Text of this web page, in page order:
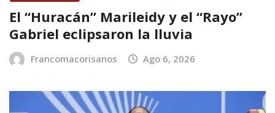
El “Huracán” Marileidy y el “Rayo”
Gabriel eclipsaron la lluvia
Francomacorisanos Ago 6, 2026